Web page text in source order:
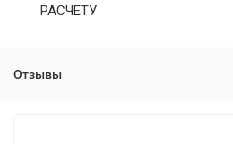
РАСЧЕТУ
Отзывы